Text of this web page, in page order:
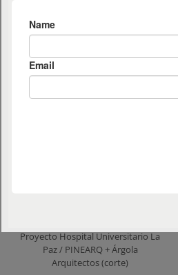
Proyecto Hospital Universitario La
Proyecto Hospital Universitario La
Paz / PINEARQ + Árgola
Arquitectos (corte)